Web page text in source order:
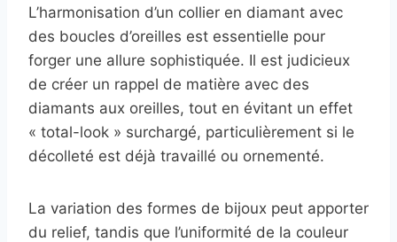
L’harmonisation d’un collier en diamant avec
des boucles d’oreilles est essentielle pour
forger une allure sophistiquée. Il est judicieux
de créer un rappel de matière avec des
diamants aux oreilles, tout en évitant un effet
« total-look » surchargé, particulièrement si le
décolleté est déjà travaillé ou ornementé.
La variation des formes de bijoux peut apporter
du relief, tandis que l’uniformité de la couleur